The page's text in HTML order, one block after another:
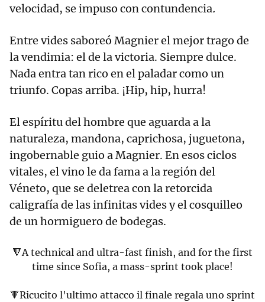
velocidad, se impuso con contundencia.
Entre vides saboreó Magnier el mejor trago de
la vendimia: el de la victoria. Siempre dulce.
Nada entra tan rico en el paladar como un
triunfo. Copas arriba. ¡Hip, hip, hurra!
El espíritu del hombre que aguarda a la
naturaleza, mandona, caprichosa, juguetona,
ingobernable guio a Magnier. En esos ciclos
vitales, el vino le da fama a la región del
Véneto, que se deletrea con la retorcida
caligrafía de las infinitas vides y el cosquilleo
de un hormiguero de bodegas.
🔻A technical and ultra-fast finish, and for the first
time since Sofia, a mass-sprint took place!
🔻Ricucito l'ultimo attacco il finale regala uno sprint